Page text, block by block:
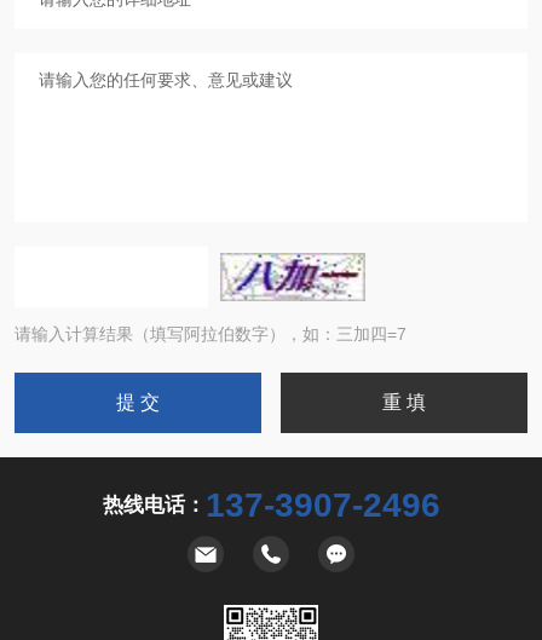
请输入计算结果（填写阿拉伯数字），如：三加四=7
热线电话： 137-3907-2496